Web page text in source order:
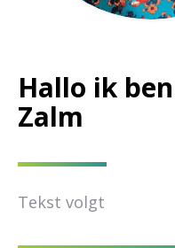
Hallo ik
Zalm
Tekst volgt